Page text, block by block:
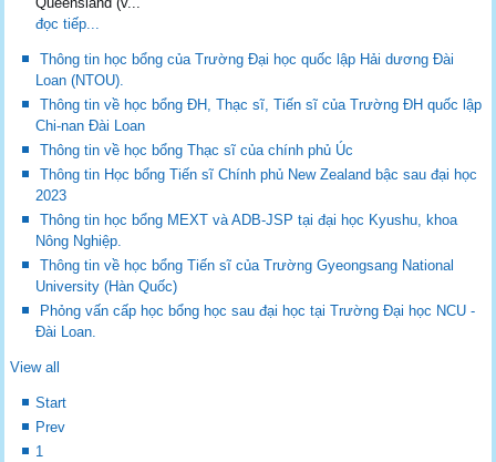
đọc tiếp...
Thông tin học bổng của Trường Đại học quốc lập Hải dương Đài
Loan (NTOU).
Thông tin về học bổng ĐH, Thạc sĩ, Tiến sĩ của Trường ĐH quốc lập
Chi-nan Đài Loan
Thông tin về học bổng Thạc sĩ của chính phủ Úc
Thông tin Học bổng Tiến sĩ Chính phủ New Zealand bậc sau đại học
2023
Thông tin học bổng MEXT và ADB-JSP tại đại học Kyushu, khoa
Nông Nghiệp.
Thông tin về học bổng Tiến sĩ của Trường Gyeongsang National
University (Hàn Quốc)
Phỏng vấn cấp học bổng học sau đại học tại Trường Đại học NCU -
Đài Loan.
View all
Start
Prev
1